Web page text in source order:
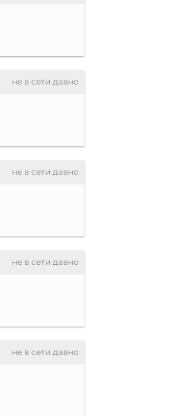
не в сети давно
не в сети давно
не в сети давно
не в сети давно